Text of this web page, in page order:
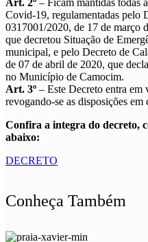
Covid-19, regulamentadas pelo
0317001/2020, de 17 de março
que decretou Situação de
municipal, e pelo Decreto de
de 07 de abril de 2020, que
no Município de Camocim.
Art. 3º – Este Decreto entra em
revogando-se as disposições em
Confira a integra do decreto,
abaixo:
DECRETO
Conheça Também